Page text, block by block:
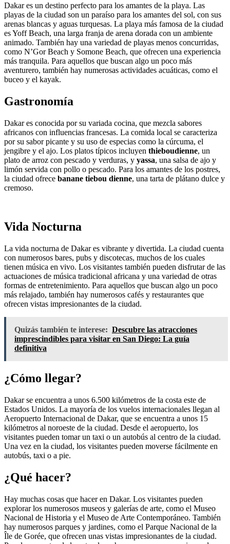
Dakar es un destino perfecto para los amantes de la playa. Las
playas de la ciudad son un paraíso para los amantes del sol, con sus
arenas blancas y aguas turquesas. La playa más famosa de la ciudad
es Yoff Beach, una larga franja de arena dorada con un ambiente
animado. También hay una variedad de playas menos concurridas,
como N’Gor Beach y Somone Beach, que ofrecen una experiencia
más tranquila. Para aquellos que buscan algo un poco más
aventurero, también hay numerosas actividades acuáticas, como el
buceo y el kayak.
Gastronomía
Dakar es conocida por su variada cocina, que mezcla sabores
africanos con influencias francesas. La comida local se caracteriza
por su sabor picante y su uso de especias como la cúrcuma, el
jengibre y el ajo. Los platos típicos incluyen thieboudienne, un
plato de arroz con pescado y verduras, y yassa, una salsa de ajo y
limón servida con pollo o pescado. Para los amantes de los postres,
la ciudad ofrece banane tiebou dienne, una tarta de plátano dulce y
cremoso.
Vida Nocturna
La vida nocturna de Dakar es vibrante y divertida. La ciudad cuenta
con numerosos bares, pubs y discotecas, muchos de los cuales
tienen música en vivo. Los visitantes también pueden disfrutar de las
actuaciones de música tradicional africana y una variedad de otras
formas de entretenimiento. Para aquellos que buscan algo un poco
más relajado, también hay numerosos cafés y restaurantes que
ofrecen vistas impresionantes de la ciudad.
Quizás también te interese: Descubre las atracciones
imprescindibles para visitar en San Diego: La guía
definitiva
¿Cómo llegar?
Dakar se encuentra a unos 6.500 kilómetros de la costa este de
Estados Unidos. La mayoría de los vuelos internacionales llegan al
Aeropuerto Internacional de Dakar, que se encuentra a unos 15
kilómetros al noroeste de la ciudad. Desde el aeropuerto, los
visitantes pueden tomar un taxi o un autobús al centro de la ciudad.
Una vez en la ciudad, los visitantes pueden moverse fácilmente en
autobús, taxi o a pie.
¿Qué hacer?
Hay muchas cosas que hacer en Dakar. Los visitantes pueden
explorar los numerosos museos y galerías de arte, como el Museo
Nacional de Historia y el Museo de Arte Contemporáneo. También
hay numerosos parques y jardines, como el Parque Nacional de la
Île de Gorée, que ofrecen unas vistas impresionantes de la ciudad.